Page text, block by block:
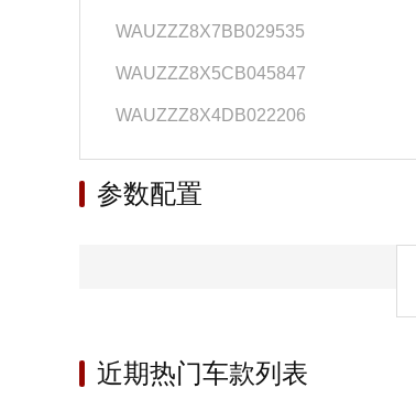
WAUZZZ8X7BB029535
WAUZZZ8X5CB045847
WAUZZZ8X4DB022206
参数配置
近期热门车款列表